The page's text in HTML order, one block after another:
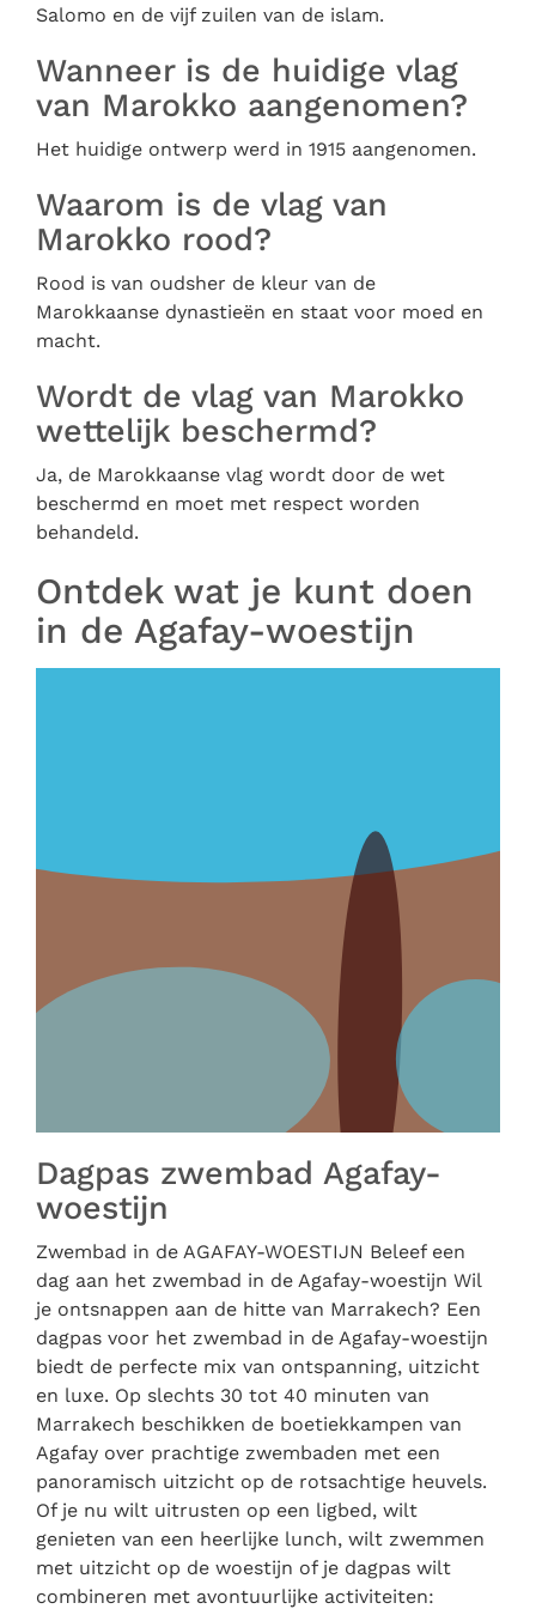
Salomo en de vijf zuilen van de islam.
Wanneer is de huidige vlag
van Marokko aangenomen?
Het huidige ontwerp werd in 1915 aangenomen.
Waarom is de vlag van
Marokko rood?
Rood is van oudsher de kleur van de
Marokkaanse dynastieën en staat voor moed en
macht.
Wordt de vlag van Marokko
wettelijk beschermd?
Ja, de Marokkaanse vlag wordt door de wet
beschermd en moet met respect worden
behandeld.
Ontdek wat je kunt doen
in de Agafay-woestijn
Dagpas zwembad Agafay-
woestijn
Zwembad in de AGAFAY-WOESTIJN Beleef een
dag aan het zwembad in de Agafay-woestijn Wil
je ontsnappen aan de hitte van Marrakech? Een
dagpas voor het zwembad in de Agafay-woestijn
biedt de perfecte mix van ontspanning, uitzicht
en luxe. Op slechts 30 tot 40 minuten van
Marrakech beschikken de boetiekkampen van
Agafay over prachtige zwembaden met een
panoramisch uitzicht op de rotsachtige heuvels.
Of je nu wilt uitrusten op een ligbed, wilt
genieten van een heerlijke lunch, wilt zwemmen
met uitzicht op de woestijn of je dagpas wilt
combineren met avontuurlijke activiteiten: